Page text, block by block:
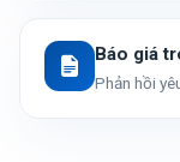
Báo giá
Phản hồi